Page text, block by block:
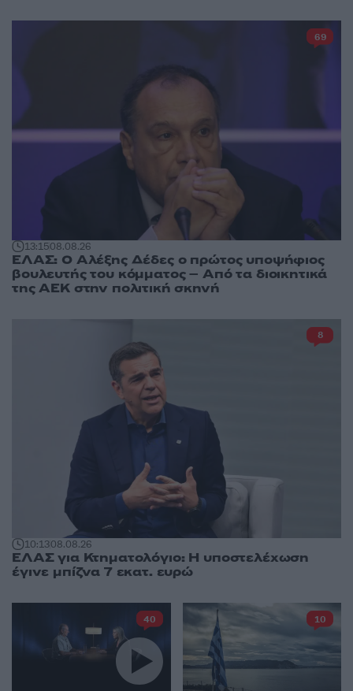
13:1508.08.26
ΕΛΑΣ: Ο Αλέξης Δέδες ο πρώτος υποψήφιος
βουλευτής του κόμματος – Από τα διοικητικά
της ΑΕΚ στην πολιτική σκηνή
69
10:1308.08.26
ΕΛΑΣ για Κτηματολόγιο: Η υποστελέχωση
έγινε μπίζνα 7 εκατ. ευρώ
8
40 10